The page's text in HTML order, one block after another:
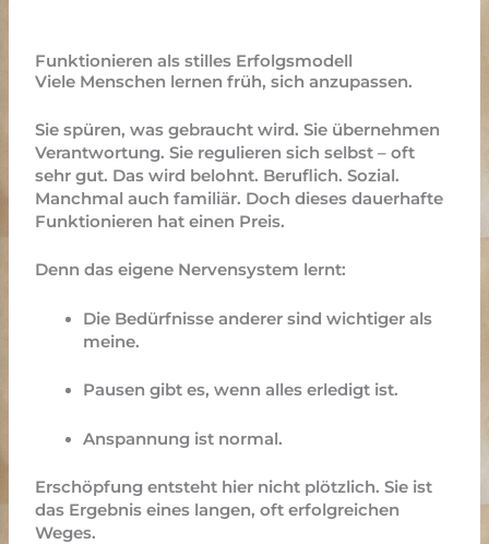
Funktionieren als stilles Erfolgsmodell
Viele Menschen lernen früh, sich anzupassen.
Sie spüren, was gebraucht wird. Sie übernehmen
Verantwortung. Sie regulieren sich selbst – oft
sehr gut. Das wird belohnt. Beruflich. Sozial.
Manchmal auch familiär. Doch dieses dauerhafte
Funktionieren hat einen Preis.
Denn das eigene Nervensystem lernt:
Die Bedürfnisse anderer sind wichtiger als
meine.
Pausen gibt es, wenn alles erledigt ist.
Anspannung ist normal.
Erschöpfung entsteht hier nicht plötzlich. Sie ist
das Ergebnis eines langen, oft erfolgreichen
Weges.